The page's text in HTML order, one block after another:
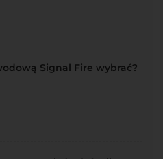
Signal Fire wybrać?